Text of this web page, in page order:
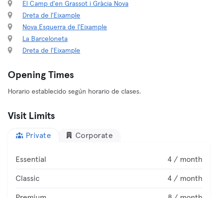
El Camp d'en Grassot i Gràcia Nova
Dreta de l'Eixample
Nova Esquerra de l'Eixample
La Barceloneta
Dreta de l'Eixample
Opening Times
Horario establecido según horario de clases.
Visit Limits
Private Corporate
Essential 4 / month
Classic 4 / month